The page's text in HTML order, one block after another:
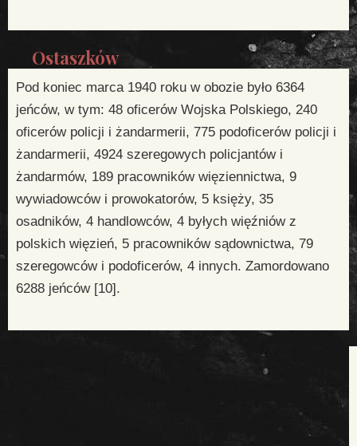
Ostaszków
Pod koniec marca 1940 roku w obozie było 6364
jeńców, w tym: 48 oficerów Wojska Polskiego, 240
oficerów policji i żandarmerii, 775 podoficerów policji i
żandarmerii, 4924 szeregowych policjantów i
żandarmów, 189 pracowników więziennictwa, 9
wywiadowców i prowokatorów, 5 księży, 35
osadników, 4 handlowców, 4 byłych więźniów z
polskich więzień, 5 pracowników sądownictwa, 79
szeregowców i podoficerów, 4 innych. Zamordowano
6288 jeńców [10].